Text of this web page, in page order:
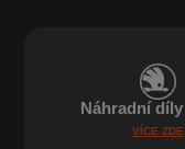
Náhradní
VÍCE ZDE